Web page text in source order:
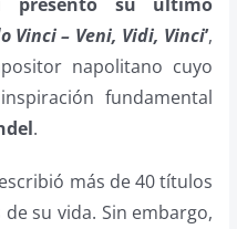
Vinci – Veni, Vidi, Vinci’,
napolitano cuyo
fundamental
.
escribió más de 40 títulos
su vida. Sin embargo,